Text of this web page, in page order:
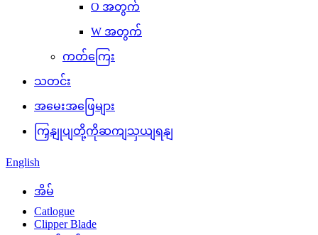
O အတွက်
W အတွက်
ကတ်ကြေး
သတင်း
အမေးအဖြေများ
ကြှနျုပျတို့ကိုဆကျသှယျရနျ
English
အိမ်
Catlogue
Clipper Blade